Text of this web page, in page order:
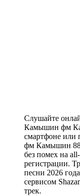
Слушайте
Камышин фм
смартфоне
фм Камышин
без помех на
регистрации.
песни 2026
сервисом
трек.